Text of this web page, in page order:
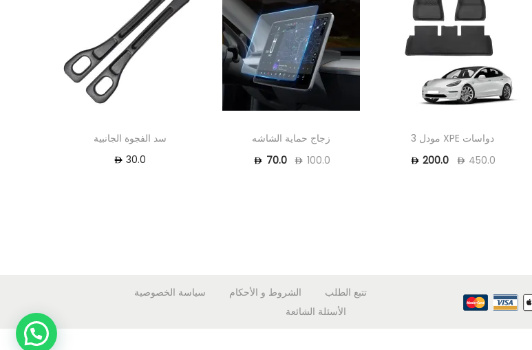
دواسات XPE مودل 3
450.0
200.0
زجاج حماية الشاشه
100.0
70.0
سد الفجوة الجانبية
30.0
تتبع الطلب الشروط و الأحكام
سياسة الخصوصية
الأسئلة الشائعة